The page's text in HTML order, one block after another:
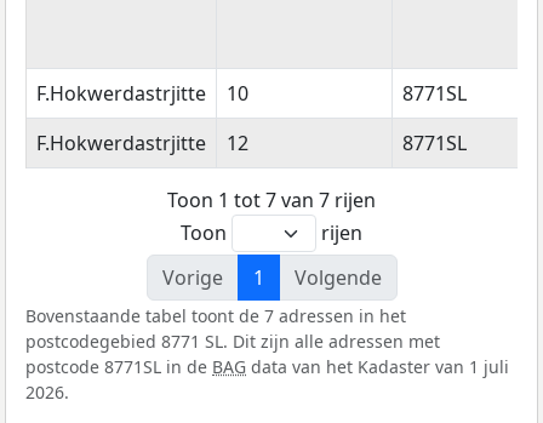
F.Hokwerdastrjitte 10 8771SL
F.Hokwerdastrjitte
12 8771SL
Toon 1 tot 7 van 7 rijen
Toon
rijen
Vorige
1 Volgende
Bovenstaande tabel toont de 7 adressen in het
postcodegebied 8771 SL. Dit zijn alle adressen met
postcode 8771SL in de BAG data van het Kadaster van 1 juli
2026.